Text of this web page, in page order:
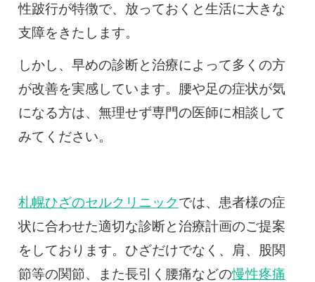
性跛行が特徴で、放っておくと生活に大きな
支障をきたします。
しかし、早めの診断と治療によって多くの方
が改善を実感しています。腰や足の症状が気
になる方は、無理せず専門の医師に相談して
みてください。
札幌ひざのセルクリニックでは、患者様の症
状に合わせた適切な診断と治療計画のご提案
をしております。ひざだけでなく、肩、股関
節等の関節、また長引く腰痛などの慢性疼痛